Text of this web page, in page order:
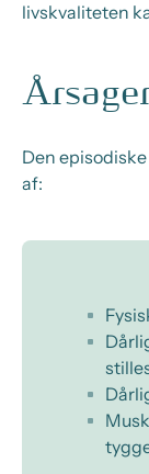
livskvaliteten
Den
af: